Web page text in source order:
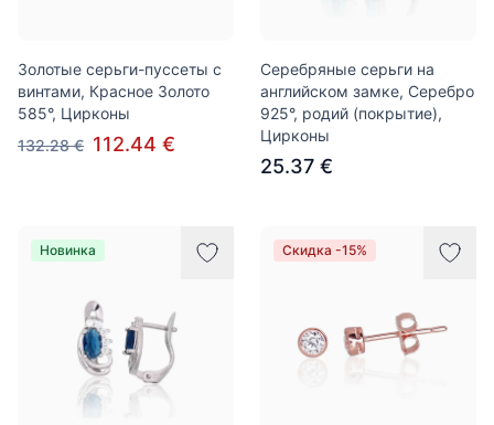
Золотые серьги-пуссеты с
винтами, Красное Золото
585°, Цирконы
132.28 € 112.44 €
Серебряные серьги на
английском замке, Серебро
925°, родий (покрытие),
Цирконы
25.37 €
Новинка Скидка -15%